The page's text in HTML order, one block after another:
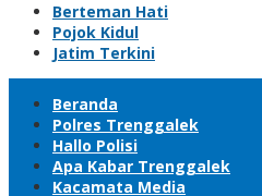
Berteman Hati
Pojok Kidul
Jatim Terkini
Beranda
Polres Trenggalek
Hallo Polisi
Apa Kabar Trenggalek
Kacamata Media